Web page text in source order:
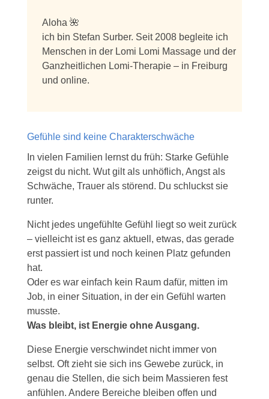
Aloha 🌺
ich bin Stefan Surber. Seit 2008 begleite ich
Menschen in der Lomi Lomi Massage und der
Ganzheitlichen Lomi-Therapie – in Freiburg
und online.
Gefühle sind keine Charakterschwäche
In vielen Familien lernst du früh: Starke Gefühle
zeigst du nicht. Wut gilt als unhöflich, Angst als
Schwäche, Trauer als störend. Du schluckst sie
runter.
Nicht jedes ungefühlte Gefühl liegt so weit zurück
– vielleicht ist es ganz aktuell, etwas, das gerade
erst passiert ist und noch keinen Platz gefunden
hat.
Oder es war einfach kein Raum dafür, mitten im
Job, in einer Situation, in der ein Gefühl warten
musste.
Was bleibt, ist Energie ohne Ausgang.
Diese Energie verschwindet nicht immer von
selbst. Oft zieht sie sich ins Gewebe zurück, in
genau die Stellen, die sich beim Massieren fest
anfühlen. Andere Bereiche bleiben offen und